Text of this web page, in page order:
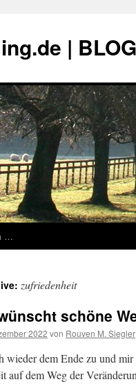
| BLOG
…
zufriedenheit
schöne
2022 von Rouven M. Siegler
wieder dem Ende zu und
auf dem Weg der